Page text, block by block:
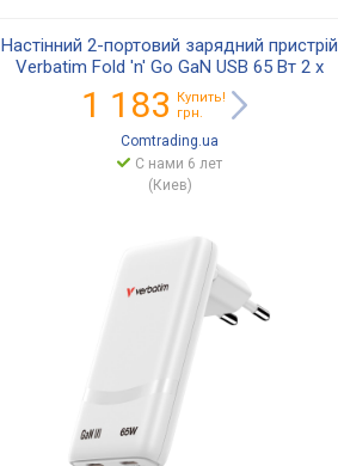
Настінний 2-портовий зарядний пристрій
Verbatim Fold 'n' Go GaN USB 65 Вт 2 x
USB-C (білий)' 32355
1 183
Купить!
грн.
Comtrading.ua
С нами 6 лет
(Киев)